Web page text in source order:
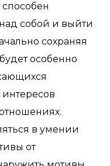
собой и выйти
сохраняя
особенно
в умении
от